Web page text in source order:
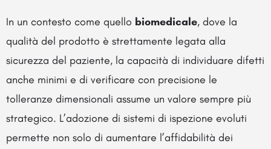
In un contesto come quello biomedicale, dove la
qualità del prodotto è strettamente legata alla
sicurezza del paziente, la capacità di individuare difetti
anche minimi e di verificare con precisione le
tolleranze dimensionali assume un valore sempre più
strategico. L’adozione di sistemi di ispezione evoluti
permette non solo di aumentare l’affidabilità dei